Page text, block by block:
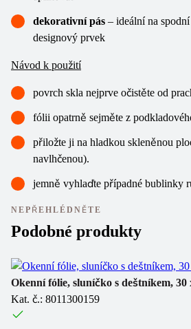
dekorativní pás – ideální na
designový prvek
Návod k použití
povrch skla nejprve očistěte od
fólii opatrně sejměte z
přiložte ji na hladkou skleněnou
navlhčenou).
jemně vyhlaďte případné bublinky
NEPŘEHLÉDNĚTE
Podobné produkty
Okenní fólie, sluníčko s deštníkem, 30
Kat. č.: 8011300159